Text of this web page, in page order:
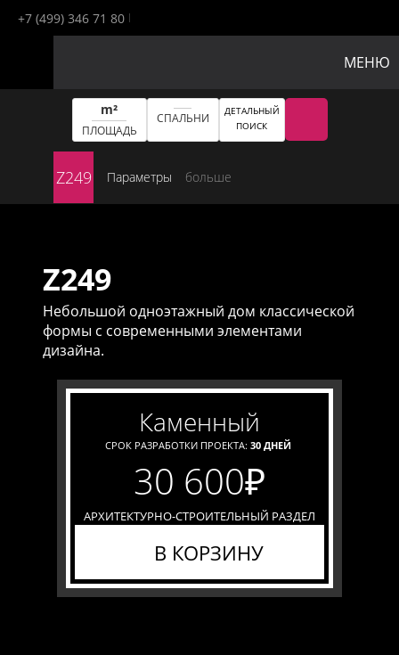
+7 (499) 346 71 80
МЕНЮ
m²
ПЛОЩАДЬ
СПАЛЬНИ
ДЕТАЛЬНЫЙ
ПОИСК
Z249 Параметры больше
Z249
Небольшой одноэтажный дом классической
формы с современными элементами
дизайна.
каменный
СРОК РАЗРАБОТКИ ПРОЕКТА: 30 ДНЕЙ
30 600₽
АРХИТЕКТУРНО-СТРОИТЕЛЬНЫЙ РАЗДЕЛ
В КОРЗИНУ